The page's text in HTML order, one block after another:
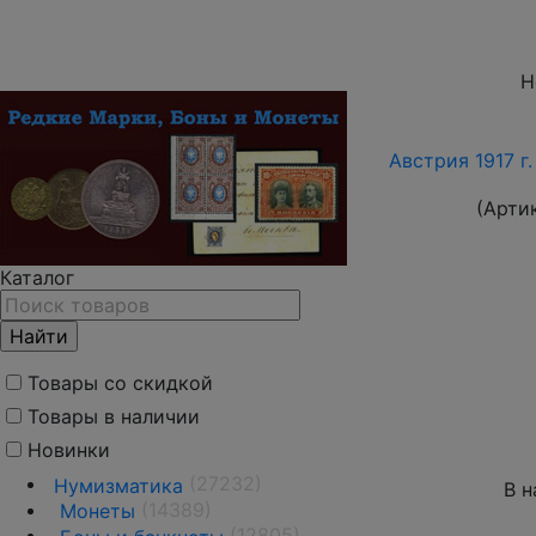
Каталог
Товары со скидкой
Товары в наличии
Новинки
Нумизматика
Монеты
Австрия 1917
В